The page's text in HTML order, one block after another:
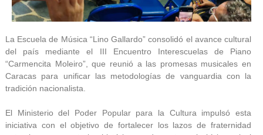
La Escuela de Música “Lino Gallardo” consolidó el avance cultural
del país mediante el III Encuentro Interescuelas de Piano
“Carmencita Moleiro”, que reunió a las promesas musicales en
Caracas para unificar las metodologías de vanguardia con la
tradición nacionalista.
El Ministerio del Poder Popular para la Cultura impulsó esta
iniciativa con el objetivo de fortalecer los lazos de fraternidad